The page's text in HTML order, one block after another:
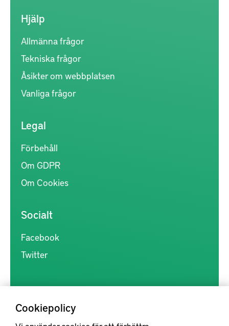
Cookiepolicy
Hjälp
Allmänna frågor
Tekniska frågor
Åsikter om webbplatsen
Vanliga frågor
Legal
Förbehåll
Om GDPR
Om Cookies
Socialt
Facebook
Twitter